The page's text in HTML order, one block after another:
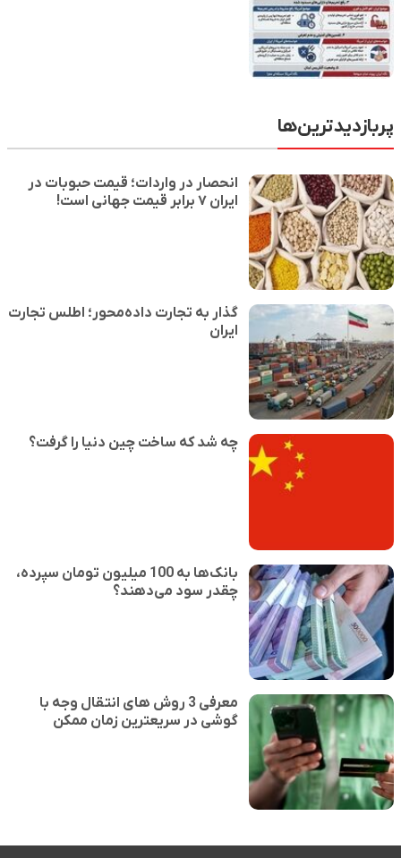
پربازدیدترین‌ها
انحصار در واردات؛ قیمت حبوبات در
ایران ۷ برابر قیمت جهانی است!
گذار به تجارت داده‌محور؛ اطلس تجارت
ایران
چه شد که ساخت چین دنیا را گرفت؟
بانک‌ها به 100 میلیون تومان سپرده،
چقدر سود می‌دهند؟
معرفی 3 روش های انتقال وجه با
گوشی در سریعترین زمان ممکن